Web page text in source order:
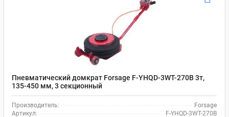
Пневматический домкрат Forsage F-YHQD-3WT-270B 3т,
135-450 мм, 3 секционный
Производитель:
Forsage
Артикул:
F-YHQD-3WT-270B